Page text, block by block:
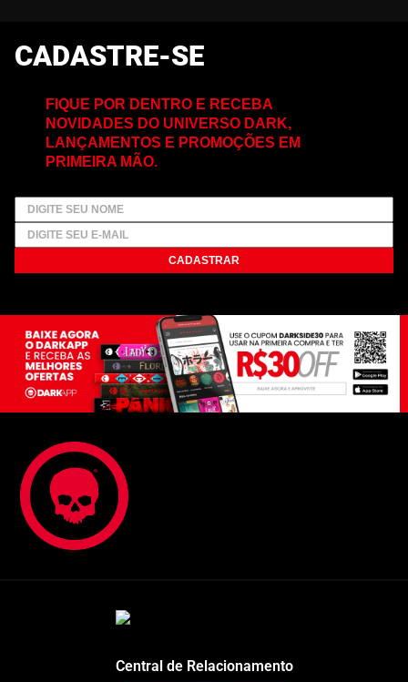
CADASTRE-SE
FIQUE POR DENTRO E RECEBA
NOVIDADES DO UNIVERSO DARK,
LANÇAMENTOS E PROMOÇÕES EM
PRIMEIRA MÃO.
CADASTRAR
Central de Relacionamento